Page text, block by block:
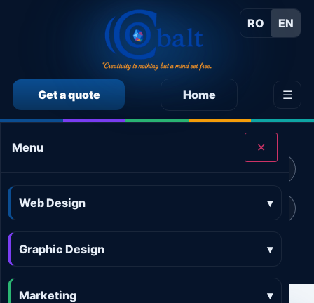
RO EN
Get a quote Home ☰
Menu ✕
Web Design ▾
Graphic Design ▾
Marketing ▾
CALCULEAZĂ SINGUR PREȚUL SERVICIILOR
Calculator preț Marketing online Calculator preț 3D and AR
Calculator preț Aplicații